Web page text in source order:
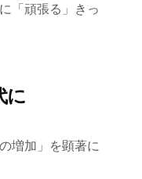
「頑張る」きっ
に
増加」を顕著に